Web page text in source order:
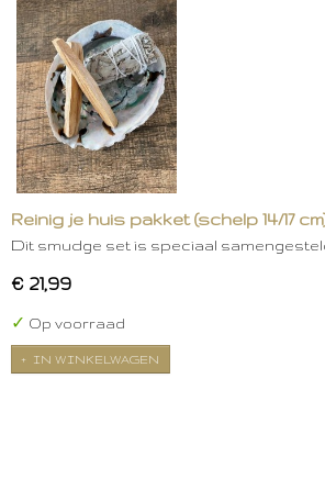
Reinig je huis pakket (schelp 14/17
Dit smudge set is speciaal
€ 21,99
✓ Op voorraad
IN WINKELWAGEN